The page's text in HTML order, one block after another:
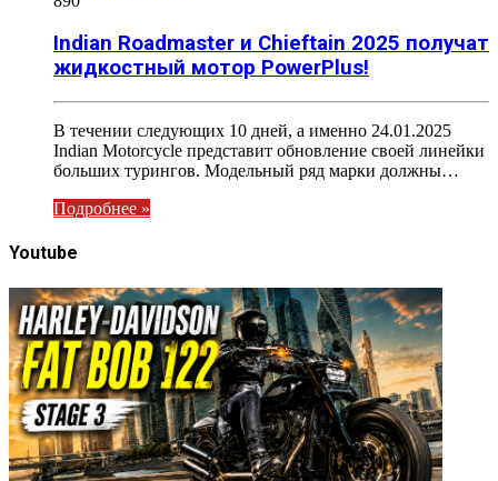
Indian Roadmaster и Chieftain 2025 получат
жидкостный мотор PowerPlus!
В течении следующих 10 дней, а именно 24.01.2025
Indian Motorcycle представит обновление своей линейки
больших турингов. Модельный ряд марки должны…
Подробнее »
Youtube